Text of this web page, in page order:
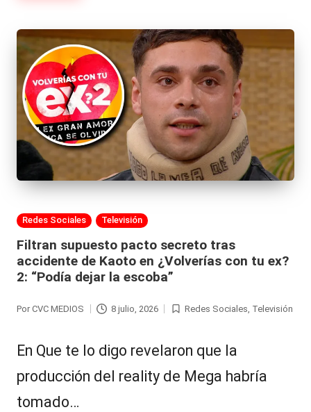
Publicada
Redes Sociales Televisión
Filtran supuesto pacto secreto tras
accidente de Kaoto en ¿Volverías con tu ex?
2: “Podía dejar la escoba”
Por CVC MEDIOS 8 julio, 2026
Publicada
Redes Sociales Televisión
En Que te lo digo revelaron que la
producción del reality de Mega habría
tomado…